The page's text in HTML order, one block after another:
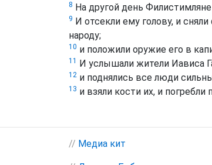
8 На другой день
9 И отсекли ему голову, и
народу;
10 и положили оружие его в
11 И услышали жители Иависа
12 и поднялись все люди
13 и взяли кости их, и
// Медиа кит